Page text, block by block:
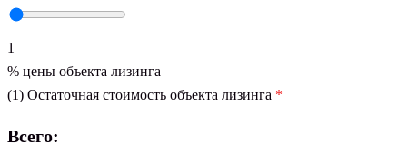
1
% цены объекта лизинга
(1) Остаточная стоимость объекта лизинга *
Всего: